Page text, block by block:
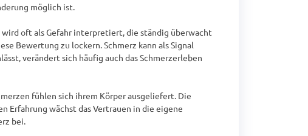
möglich ist.
oft als Gefahr interpretiert, die ständig überwacht
Bewertung zu lockern. Schmerz kann als Signal
verändert sich häufig auch das Schmerzerleben
fühlen sich ihrem Körper ausgeliefert. Die
Erfahrung wächst das Vertrauen in die eigene
bei.